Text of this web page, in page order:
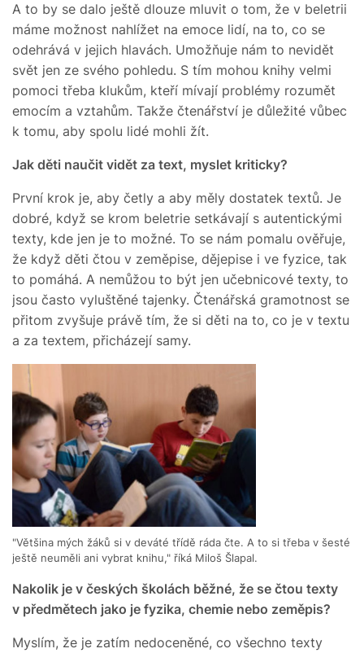
A to by se dalo ještě dlouze mluvit o tom, že v beletrii
máme možnost nahlížet na emoce lidí, na to, co se
odehrává v jejich hlavách. Umožňuje nám to nevidět
svět jen ze svého pohledu. S tím mohou knihy velmi
pomoci třeba klukům, kteří mívají problémy rozumět
emocím a vztahům. Takže čtenářství je důležité vůbec
k tomu, aby spolu lidé mohli žít.
Jak děti naučit vidět za text, myslet kriticky?
První krok je, aby četly a aby měly dostatek textů. Je
dobré, když se krom beletrie setkávají s autentickými
texty, kde jen je to možné. To se nám pomalu ověřuje,
že když děti čtou v zeměpise, dějepise i ve fyzice, tak
to pomáhá. A nemůžou to být jen učebnicové texty, to
jsou často vyluštěné tajenky. Čtenářská gramotnost se
přitom zvyšuje právě tím, že si děti na to, co je v textu
a za textem, přicházejí samy.
"Většina mých žáků si v deváté třídě ráda čte. A to si třeba v šesté
ještě neuměli ani vybrat knihu," říká Miloš Šlapal.
Nakolik je v českých školách běžné, že se čtou texty
v předmětech jako je fyzika, chemie nebo zeměpis?
Myslím, že je zatím nedoceněné, co všechno texty